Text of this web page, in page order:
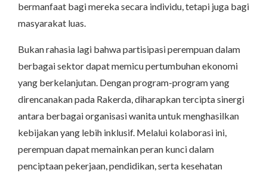
bermanfaat bagi mereka secara individu, tetapi juga bagi
masyarakat luas.
Bukan rahasia lagi bahwa partisipasi perempuan dalam
berbagai sektor dapat memicu pertumbuhan ekonomi
yang berkelanjutan. Dengan program-program yang
direncanakan pada Rakerda, diharapkan tercipta sinergi
antara berbagai organisasi wanita untuk menghasilkan
kebijakan yang lebih inklusif. Melalui kolaborasi ini,
perempuan dapat memainkan peran kunci dalam
penciptaan pekerjaan, pendidikan, serta kesehatan